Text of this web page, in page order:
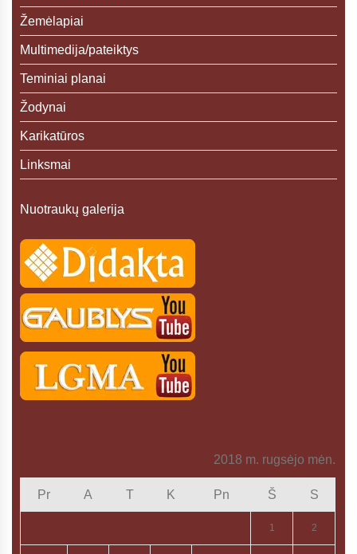
Žemėlapiai
Multimedija/pateiktys
Teminiai planai
Žodynai
Karikatūros
Linksmai
Nuotraukų galerija
2018 m. rugsėjo mėn.
Pr A T K Pn Š S
1 2